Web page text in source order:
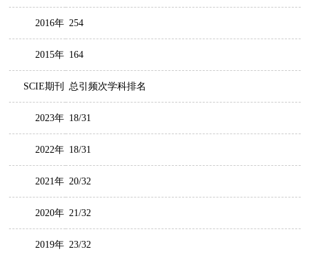
2016年 254
2015年 164
SCIE期刊 总引频次学科排名
2023年 18/31
2022年 18/31
2021年 20/32
2020年 21/32
2019年 23/32